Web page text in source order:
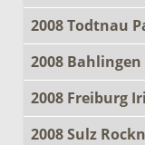
2008 Todtnau
2008
2008 Freiburg
2008 Sulz